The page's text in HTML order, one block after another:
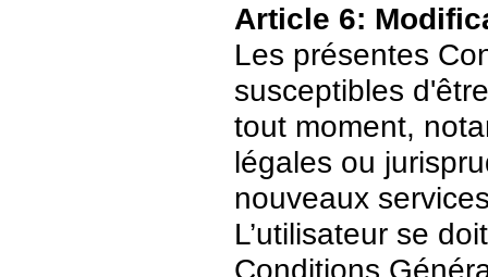
Article 6:
Les présentes
susceptibles
tout moment,
légales ou
nouveaux
L’utilisateur se
Conditions